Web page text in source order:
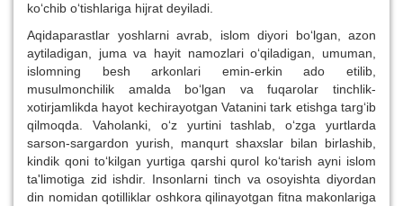
ko‘chib o‘tishlariga hijrat deyiladi.
Aqidaparastlar yoshlarni avrab, islom diyori bo‘lgan, azon
aytiladigan, juma va hayit namozlari o‘qiladigan, umuman,
islomning besh arkonlari emin-erkin ado etilib,
musulmonchilik amalda bo‘lgan va fuqarolar tinchlik-
xotirjamlikda hayot kechirayotgan Vatanini tark etishga targ‘ib
qilmoqda. Vaholanki, o‘z yurtini tashlab, o‘zga yurtlarda
sarson-sargardon yurish, manqurt shaxslar bilan birlashib,
kindik qoni to‘kilgan yurtiga qarshi qurol ko‘tarish ayni islom
ta'limotiga zid ishdir. Insonlarni tinch va osoyishta diyordan
din nomidan qotilliklar oshkora qilinayotgan fitna makonlariga